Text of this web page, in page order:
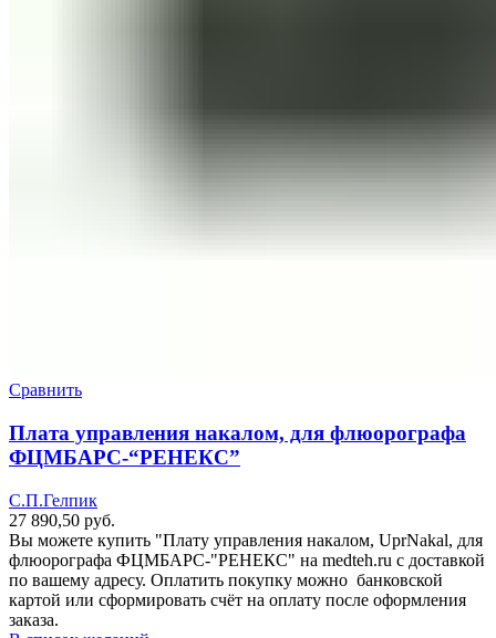
Сравнить
Плата управления накалом, для флюорографа
ФЦМБАРС-“РЕНЕКС”
С.П.Гелпик
27 890,50 руб.
Вы можете купить "Плату управления накалом, UprNakal, для
флюорографа ФЦМБАРС-"РЕНЕКС" на medteh.ru с доставкой
по вашему адресу. Оплатить покупку можно банковской
картой или сформировать счёт на оплату после оформления
заказа.